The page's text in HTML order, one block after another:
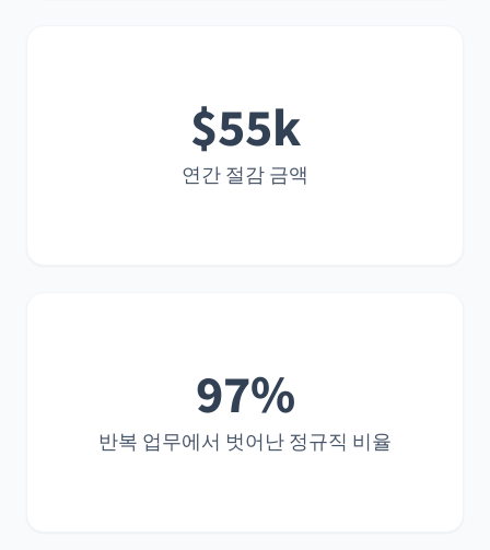
$55k
연간 절감 금액
97%
반복 업무에서 벗어난 정규직 비율